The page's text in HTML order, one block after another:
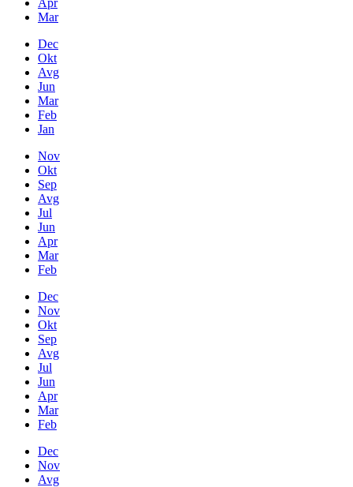
Mar
Dec
Okt
Avg
Jun
Mar
Feb
Jan
Nov
Okt
Sep
Avg
Jul
Jun
Apr
Mar
Feb
Dec
Nov
Okt
Sep
Avg
Jul
Jun
Apr
Mar
Feb
Dec
Nov
Avg